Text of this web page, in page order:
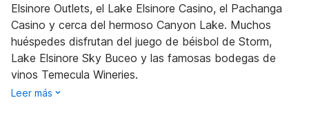
Elsinore Outlets, el Lake Elsinore Casino, el Pachanga
Casino y cerca del hermoso Canyon Lake. Muchos
huéspedes disfrutan del juego de béisbol de Storm,
Lake Elsinore Sky Buceo y las famosas bodegas de
vinos Temecula Wineries.
Leer más